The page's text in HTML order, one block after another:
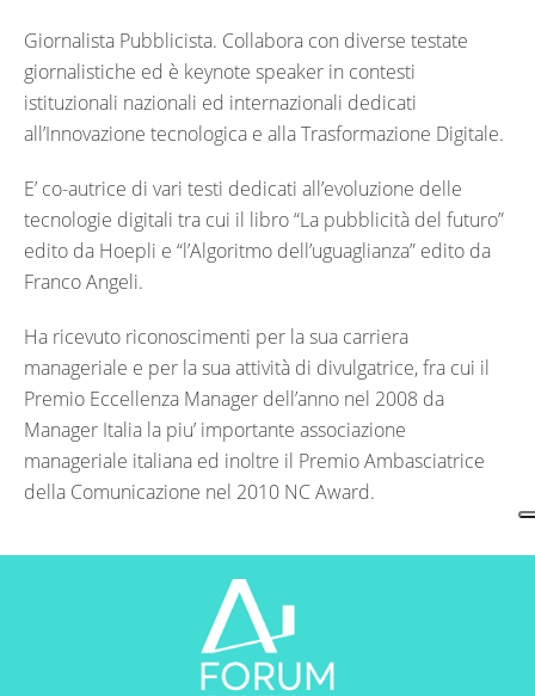
Giornalista Pubblicista. Collabora con diverse testate
giornalistiche ed è keynote speaker in contesti
istituzionali nazionali ed internazionali dedicati
all’Innovazione tecnologica e alla Trasformazione Digitale.
E’ co-autrice di vari testi dedicati all’evoluzione delle
tecnologie digitali tra cui il libro “La pubblicità del futuro”
edito da Hoepli e “l’Algoritmo dell’uguaglianza” edito da
Franco Angeli.
Ha ricevuto riconoscimenti per la sua carriera
manageriale e per la sua attività di divulgatrice, fra cui il
Premio Eccellenza Manager dell’anno nel 2008 da
Manager Italia la piu’ importante associazione
manageriale italiana ed inoltre il Premio Ambasciatrice
della Comunicazione nel 2010 NC Award.